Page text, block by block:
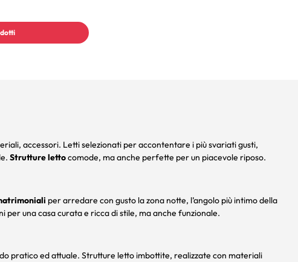
accessori. Letti selezionati per accontentare i più svariati gusti,
Strutture lettocomode, ma anche perfette per un piacevole riposo.
per arredare con gusto la zona notte, l’angolo più intimo della
una casa curata e ricca di stile, ma anche funzionale.
pratico ed attuale. Strutture letto imbottite, realizzate con materiali